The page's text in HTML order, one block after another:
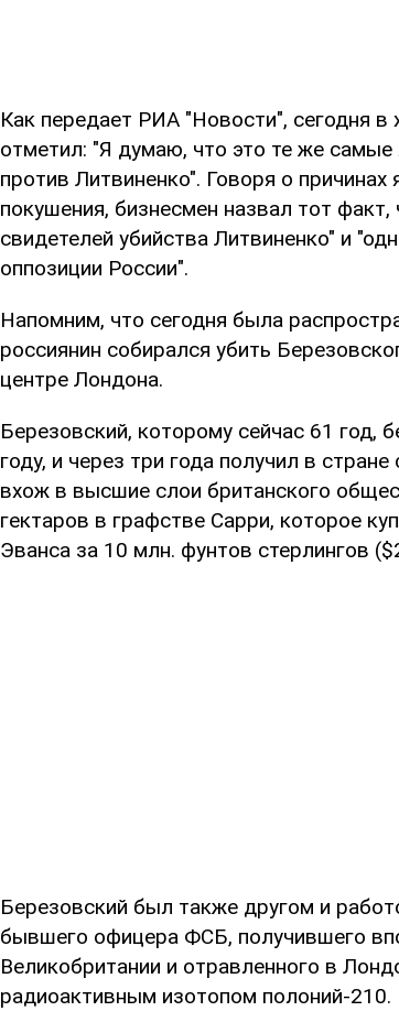
Как передает РИА "Новости", сегодня
отметил: "Я думаю, что это те же
против Литвиненко". Говоря о
покушения, бизнесмен назвал тот
свидетелей убийства Литвиненко" и
оппозиции России".
Напомним, что сегодня была
россиянин собирался убить
центре Лондона.
Березовский, которому сейчас 61 год,
году, и через три года получил в
вхож в высшие слои британского
гектаров в графстве Сарри, которое
Эванса за 10 млн. фунтов стерлингов
Березовский был также другом и
бывшего офицера ФСБ, получившего
Великобритании и отравленного в
радиоактивным изотопом полоний-210.